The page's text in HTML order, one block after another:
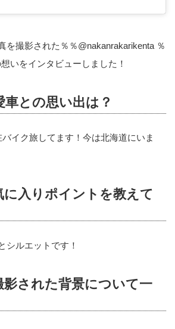
を撮影された％％@nakanrakarikenta ％
いをインタビューしました！
との思い出は？
イク旅してます！今は北海道にいま
に入りポイントを教えて
シルエットです！
影された背景について一